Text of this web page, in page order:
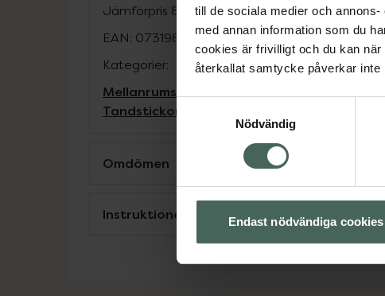
till de sociala medier och
med annan information som du
cookies är frivilligt och du kan
återkallat samtycke påverkar inte
Nödvändig
Endast nödvändiga cookies
Jämförpris 8,67 kr/st
EAN: 07319861023275
Kategorier:
Mellanrumsborstar
Tandstickor och tandpetare
Omdömen
Instruktioner